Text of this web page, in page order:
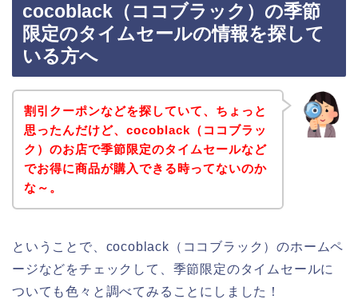
cocoblack（ココブラック）の季節
限定のタイムセールの情報を探して
いる方へ
割引クーポンなどを探していて、ちょっと
思ったんだけど、cocoblack（ココブラッ
ク）のお店で季節限定のタイムセールなど
でお得に商品が購入できる時ってないのか
な～。
ということで、cocoblack（ココブラック）のホームペ
ージなどをチェックして、季節限定のタイムセールに
ついても色々と調べてみることにしました！